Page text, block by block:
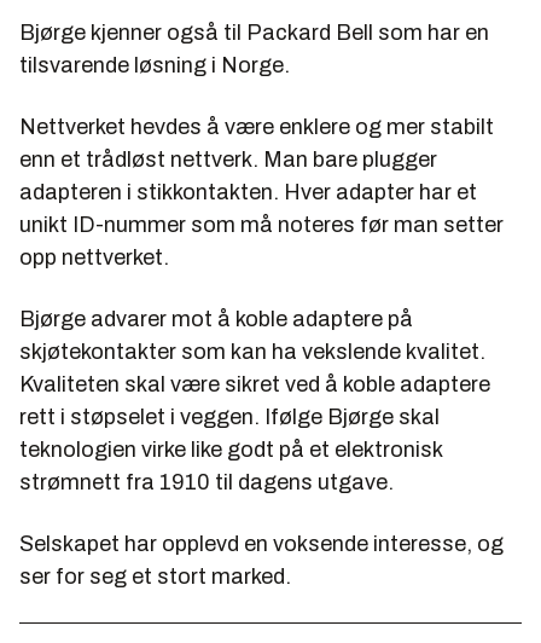
Bjørge kjenner også til Packard Bell som har en
tilsvarende løsning i Norge.
Nettverket hevdes å være enklere og mer stabilt
enn et trådløst nettverk. Man bare plugger
adapteren i stikkontakten. Hver adapter har et
unikt ID-nummer som må noteres før man setter
opp nettverket.
Bjørge advarer mot å koble adaptere på
skjøtekontakter som kan ha vekslende kvalitet.
Kvaliteten skal være sikret ved å koble adaptere
rett i støpselet i veggen. Ifølge Bjørge skal
teknologien virke like godt på et elektronisk
strømnett fra 1910 til dagens utgave.
Selskapet har opplevd en voksende interesse, og
ser for seg et stort marked.